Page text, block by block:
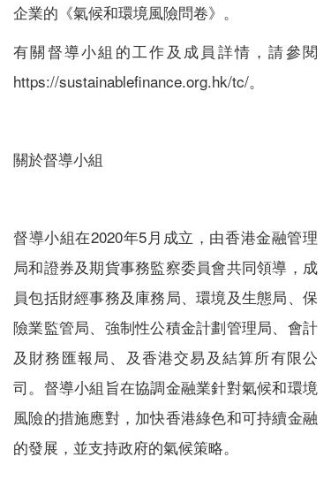
企業的《氣候和環境風險問卷》。
有關督導小組的工作及成員詳情，請參閱
https://sustainablefinance.org.hk/tc/。
關於督導小組
督導小組在2020年5月成立，由香港金融管理
局和證券及期貨事務監察委員會共同領導，成
員包括財經事務及庫務局、環境及生態局、保
險業監管局、強制性公積金計劃管理局、會計
及財務匯報局、及香港交易及結算所有限公
司。督導小組旨在協調金融業針對氣候和環境
風險的措施應對，加快香港綠色和可持續金融
的發展，並支持政府的氣候策略。